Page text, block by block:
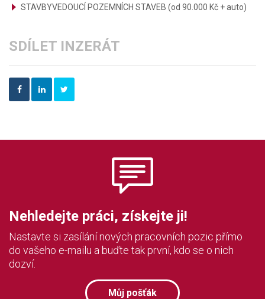
STAVBYVEDOUCÍ POZEMNÍCH STAVEB (od 90.000 Kč + auto)
SDÍLET INZERÁT
Nehledejte práci, získejte ji!
Nastavte si zasílání nových pracovních pozic přímo
do vašeho e-mailu a buďte tak první, kdo se o nich
dozví.
Můj pošťák